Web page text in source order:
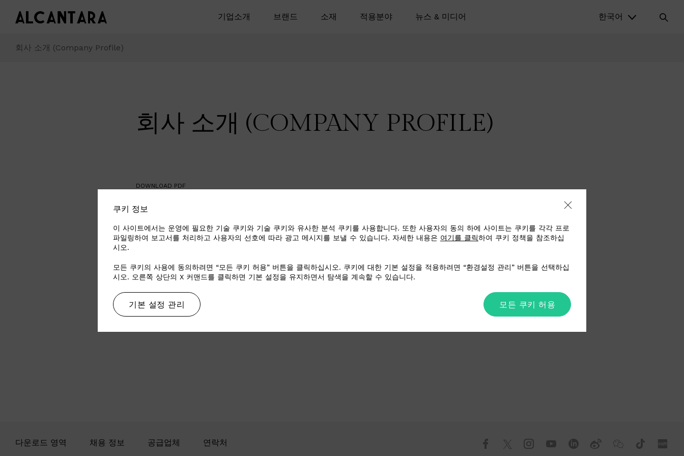
기업소개 브랜드 소재 적용분야 뉴스 & 미디어 한국어
회사 소개 (Company Profile)
회사 소개 (COMPANY PROFILE)
DOWNLOAD PDF
Download
다운로드 영역 채용 정보 공급업체 연락처
쿠키 정보
이 사이트에서는 운영에 필요한 기술 쿠키와 기술 쿠키와 유사한 분석 쿠키를 사용합니다. 또한 사용자의 동의 하에 사이트는 쿠키를 각각 프로
파일링하여 보고서를 처리하고 사용자의 선호에 따라 광고 메시지를 보낼 수 있습니다. 자세한 내용은 여기를 클릭하여 쿠키 정책을 참조하십
시오.
모든 쿠키의 사용에 동의하려면 “모든 쿠키 허용” 버튼을 클릭하십시오. 쿠키에 대한 기본 설정을 적용하려면 “환경설정 관리” 버튼을 선택하십
시오. 오른쪽 상단의 X 커맨드를 클릭하면 기본 설정을 유지하면서 탐색을 계속할 수 있습니다.
모든 쿠키 허용
기본 설정 관리